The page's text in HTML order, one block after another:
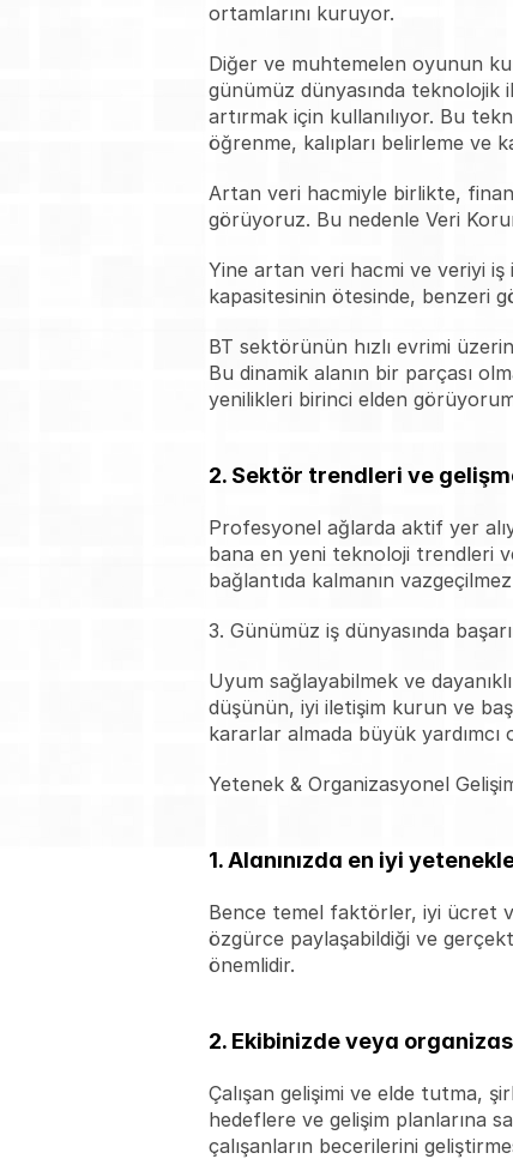
ortamlarını kuruyor.
Diğer ve muhtemelen oyunun
günümüz dünyasında
artırmak için kullanılıyor. Bu
öğrenme, kalıpları belirleme ve
Artan veri hacmiyle birlikte,
görüyoruz. Bu nedenle Veri
Yine artan veri hacmi ve veriyi
kapasitesinin ötesinde, benzeri
BT sektörünün hızlı evrimi
Bu dinamik alanın bir parçası
yenilikleri birinci elden
2. Sektör trendleri ve
Profesyonel ağlarda aktif yer
bana en yeni teknoloji trendleri
bağlantıda kalmanın
3. Günümüz iş dünyasında
Uyum sağlayabilmek ve
düşünün, iyi iletişim kurun ve
kararlar almada büyük yardımcı
Yetenek & Organizasyonel
1. Alanınızda en iyi
Bence temel faktörler, iyi ücret
özgürce paylaşabildiği ve
önemlidir.
2. Ekibinizde veya
Çalışan gelişimi ve elde tutma,
hedeflere ve gelişim planlarına
çalışanların becerilerini